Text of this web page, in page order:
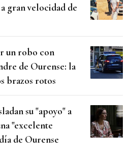
gran velocidad de
un robo con
de Ourense: la
brazos rotos
su "apoyo" a
"excelente
de Ourense